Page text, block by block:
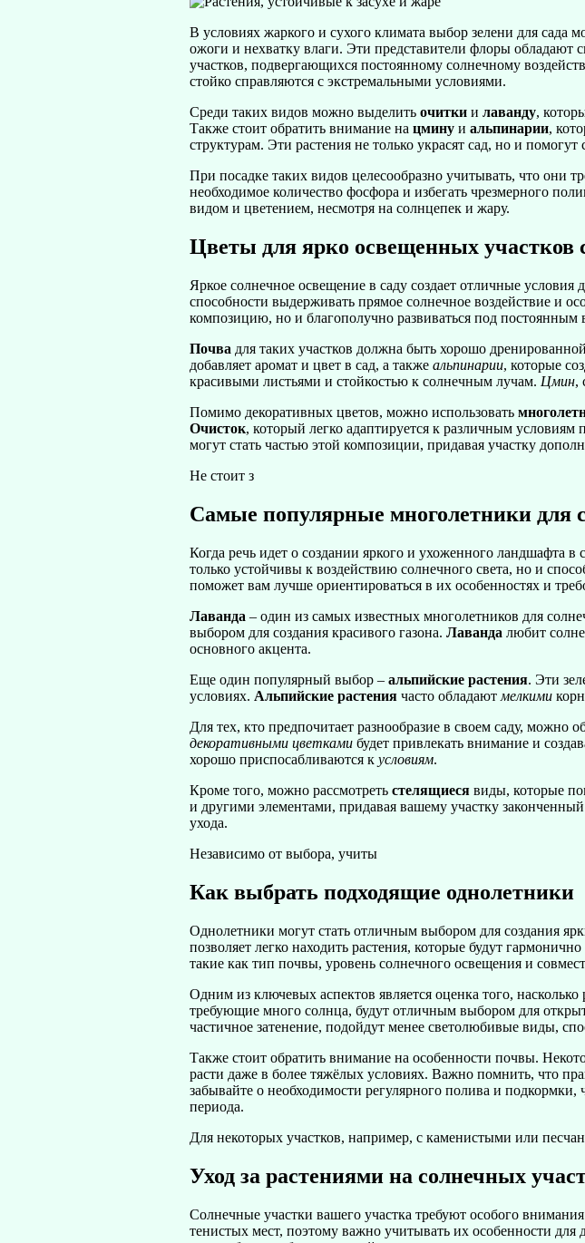
В условиях жаркого и сухого климата выбор зелени для сада
ожоги и нехватку влаги. Эти представители флоры обладают
участков, подвергающихся постоянному солнечному
стойко справляются с экстремальными условиями.
Среди таких видов можно выделить очитки и лаванду,
Также стоит обратить внимание на цмину и альпинарии,
структурам. Эти растения не только украсят сад, но и
При посадке таких видов целесообразно учитывать, что они
необходимое количество фосфора и избегать чрезмерного
видом и цветением, несмотря на солнцепек и жару.
Цветы для ярко освещенных участков
Яркое солнечное освещение в саду создает отличные
способности выдерживать прямое солнечное воздействие и
композицию, но и благополучно развиваться под постоянным
Почва для таких участков должна быть хорошо
добавляет аромат и цвет в сад, а также альпинарии, которые
красивыми листьями и стойкостью к солнечным лучам. Цмин,
Помимо декоративных цветов, можно использовать
Очисток, который легко адаптируется к различным
могут стать частью этой композиции, придавая участку
Не стоит з
Самые популярные многолетники для
Когда речь идет о создании яркого и ухоженного ландшафта
только устойчивы к воздействию солнечного света, но и
поможет вам лучше ориентироваться в их особенностях и
Лаванда – один из самых известных многолетников для
выбором для создания красивого газона. Лаванда любит
основного акцента.
Еще один популярный выбор – альпийские растения. Эти
условиях. Альпийские растения часто обладают мелкими
Для тех, кто предпочитает разнообразие в своем саду, можно
декоративными цветками будет привлекать внимание и
хорошо приспосабливаются к условиям.
Кроме того, можно рассмотреть стелящиеся виды, которые
и другими элементами, придавая вашему участку
ухода.
Независимо от выбора, учиты
Как выбрать подходящие однолетники
Однолетники могут стать отличным выбором для создания
позволяет легко находить растения, которые будут
такие как тип почвы, уровень солнечного освещения и
Одним из ключевых аспектов является оценка того,
требующие много солнца, будут отличным выбором для
частичное затенение, подойдут менее светолюбивые виды,
Также стоит обратить внимание на особенности почвы.
расти даже в более тяжёлых условиях. Важно помнить, что
забывайте о необходимости регулярного полива и
периода.
Для некоторых участков, например, с каменистыми или
Уход за растениями на солнечных
Солнечные участки вашего участка требуют особого
тенистых мест, поэтому важно учитывать их особенности